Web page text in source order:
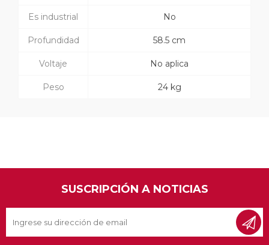
Es industrial No
Profundidad 58.5 cm
Voltaje No aplica
Peso 24 kg
SUSCRIPCIÓN A NOTICIAS